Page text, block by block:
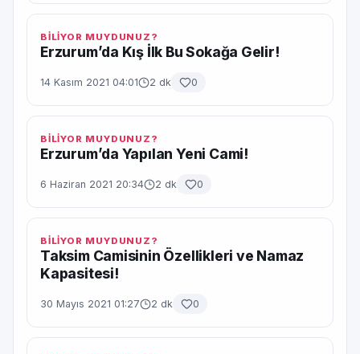
BİLİYOR MUYDUNUZ?
Erzurum’da Kış İlk Bu Sokağa Gelir!
14 Kasım 2021 04:01 2 dk 0
BİLİYOR MUYDUNUZ?
Erzurum’da Yapılan Yeni Cami!
6 Haziran 2021 20:34 2 dk 0
BİLİYOR MUYDUNUZ?
Taksim Camisinin Özellikleri ve Namaz
Kapasitesi!
30 Mayıs 2021 01:27 2 dk 0